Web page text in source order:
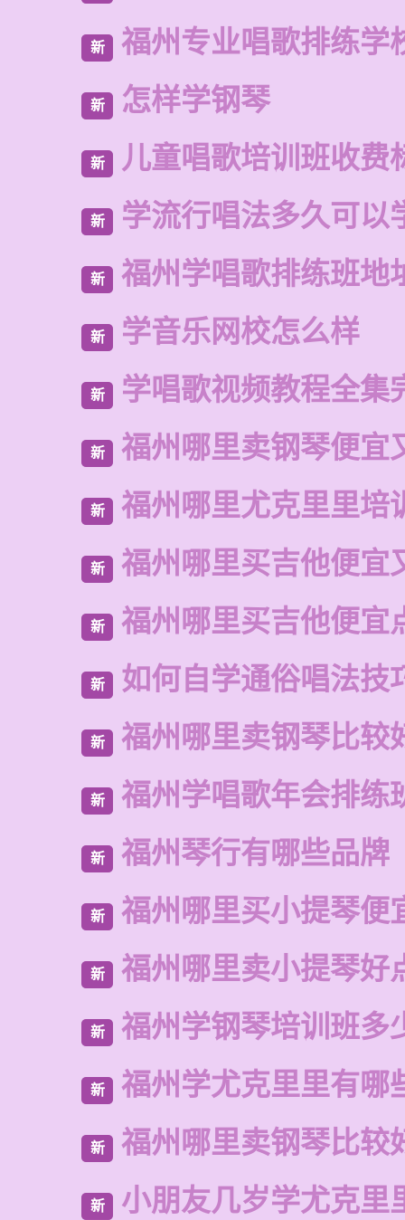
新 福州专业唱歌排练学
新 怎样学钢琴
新 儿童唱歌培训班收费
新 学流行唱法多久可以
新 福州学唱歌排练班地
新 学音乐网校怎么样
新 学唱歌视频教程全集
新 福州哪里卖钢琴便宜
新 福州哪里尤克里里培
新 福州哪里买吉他便宜
新 福州哪里买吉他便宜
新 如何自学通俗唱法技
新 福州哪里卖钢琴比较
新 福州学唱歌年会排练
新 福州琴行有哪些品牌
新 福州哪里买小提琴便
新 福州哪里卖小提琴好
新 福州学钢琴培训班多
新 福州学尤克里里有哪
新 福州哪里卖钢琴比较
新 小朋友几岁学尤克里